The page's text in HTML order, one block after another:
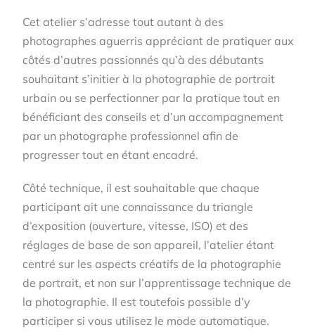
Cet atelier s’adresse tout autant à des
photographes aguerris appréciant de pratiquer aux
côtés d’autres passionnés qu’à des débutants
souhaitant s’initier à la photographie de portrait
urbain ou se perfectionner par la pratique tout en
bénéficiant des conseils et d’un accompagnement
par un photographe professionnel afin de
progresser tout en étant encadré.
Côté technique, il est souhaitable que chaque
participant ait une connaissance du triangle
d’exposition (ouverture, vitesse, ISO) et des
réglages de base de son appareil, l’atelier étant
centré sur les aspects créatifs de la photographie
de portrait, et non sur l’apprentissage technique de
la photographie. Il est toutefois possible d’y
participer si vous utilisez le mode automatique.